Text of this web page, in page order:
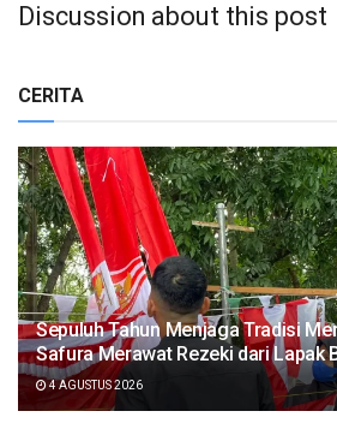
Discussion about this post
CERITA
Sepuluh Tahun Menjaga Tradisi
Safura Merawat Rezeki dari Lapak
4 AGUSTUS 2026